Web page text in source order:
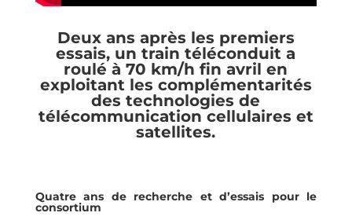
Deux ans après les premiers
essais, un train téléconduit a
roulé à 70 km/h fin avril en
exploitant les complémentarités
des technologies de
télécommunication cellulaires et
satellites.
Quatre ans de recherche et d’essais pour le
consortium